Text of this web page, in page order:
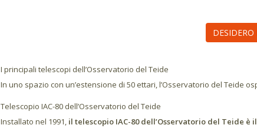
DESIDERO
I principali telescopi dell’Osservatorio del Teide
In uno spazio con un’estensione di 50 ettari, l’Osservatorio del Teide
Telescopio IAC-80 dell’Osservatorio del Teide
Installato nel 1991, il telescopio IAC-80 dell’Osservatorio del Teide